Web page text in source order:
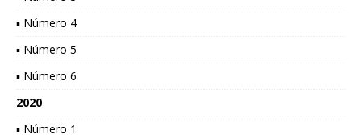
▪ Número 4
▪ Número 5
▪ Número 6
2020
▪ Número 1